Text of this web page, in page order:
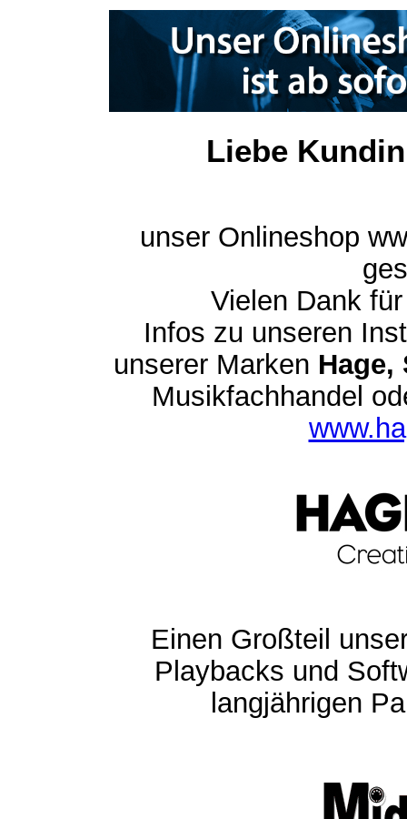
Liebe
unser Onlineshop
Vielen Dank
Infos zu unseren
unserer Marken Hage,
Musikfachhandel
Einen Großteil
Playbacks und
langjährigen